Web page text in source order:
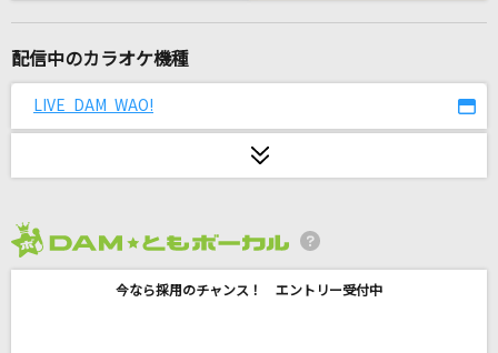
奏(かなで)
[生音]愛の終着駅
配信中のカラオケ機種
LIVE DAM WAO!
今なら採用のチャンス！ エントリー受付中